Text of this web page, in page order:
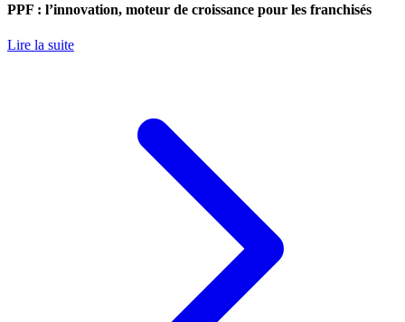
PPF : l’innovation, moteur de croissance pour les franchisés
Lire la suite